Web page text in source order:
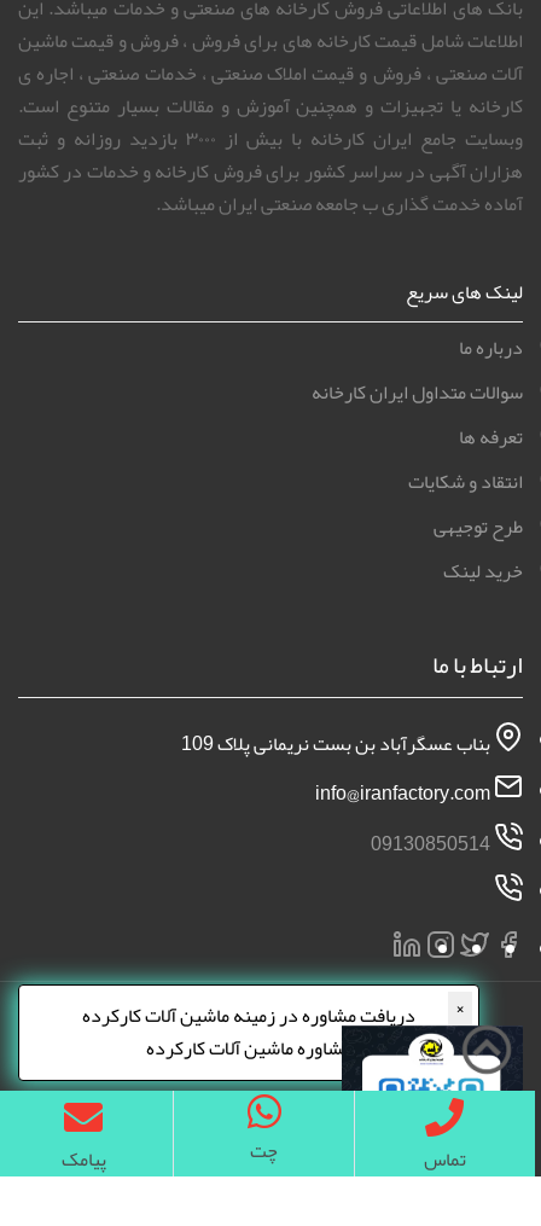
تماس چت پیامک
×
دریافت مشاوره در زمینه ماشین آلات کارکرده
مشاوره ماشین آلات کارکرده
بانک های اطلاعاتی فروش کارخانه های صنعتی و خدمات میباشد. این
اطلاعات شامل قیمت کارخانه های برای فروش ، فروش و قیمت ماشین
آلات صنعتی ، فروش و قیمت املاک صنعتی ، خدمات صنعتی ، اجاره ی
کارخانه یا تجهیزات و همچنین آموزش و مقالات بسیار متنوع است.
وبسایت جامع ایران کارخانه با بیش از ۳۰۰۰ بازدید روزانه و ثبت
هزاران آگهی در سراسر کشور برای فروش کارخانه و خدمات در کشور
آماده خدمت گذاری ب جامعه صنعتی ایران میباشد.
لینک های سریع
درباره ما
سوالات متداول ایران کارخانه
تعرفه ها
انتقاد و شکایات
طرح توجیهی
خرید لینک
ارتباط با ما
بناب عسگرآباد بن بست نریمانی پلاک 109
09130850514